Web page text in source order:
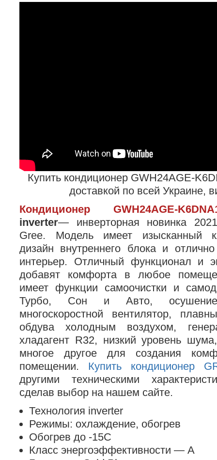
Купить кондиционер GWH24AGE-
доставкой по всей Украине,
Кондиционер GWH24AGE-
inverter— инверторная новинка
Gree. Модель имеет изысканный
дизайн внутреннего блока и
интерьер. Отличный функционал и
добавят комфорта в любое
имеет функции самоочистки и
Турбо, Сон и Авто,
многоскоростной вентилятор,
обдува холодным воздухом,
хладагент R32, низкий уровень
многое другое для создания
помещении. Купить кондиционер
другими техническими
сделав выбор на нашем сайте.
Технология inverter
Режимы: охлаждение, обогрев
Обогрев до -15С
Класс энергоэффективности — А